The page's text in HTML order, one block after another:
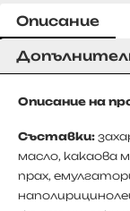
Описание
Описание на
Съставки:
масло, какаова
прах,